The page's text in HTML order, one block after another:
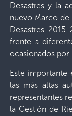
Desastres y la
nuevo Marco de
Desastres
frente a
ocasionados por
Este importante
las más altas
representantes
la Gestión de